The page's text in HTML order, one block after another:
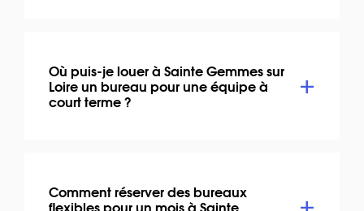
Où puis-je louer à Sainte Gemmes sur
Loire un bureau pour une équipe à
court terme ?
Comment réserver des bureaux
flexibles pour un mois à Sainte